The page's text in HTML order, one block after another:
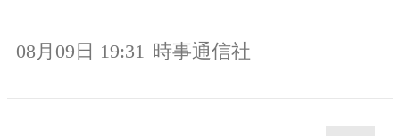
08月09日 19:31 時事通信社